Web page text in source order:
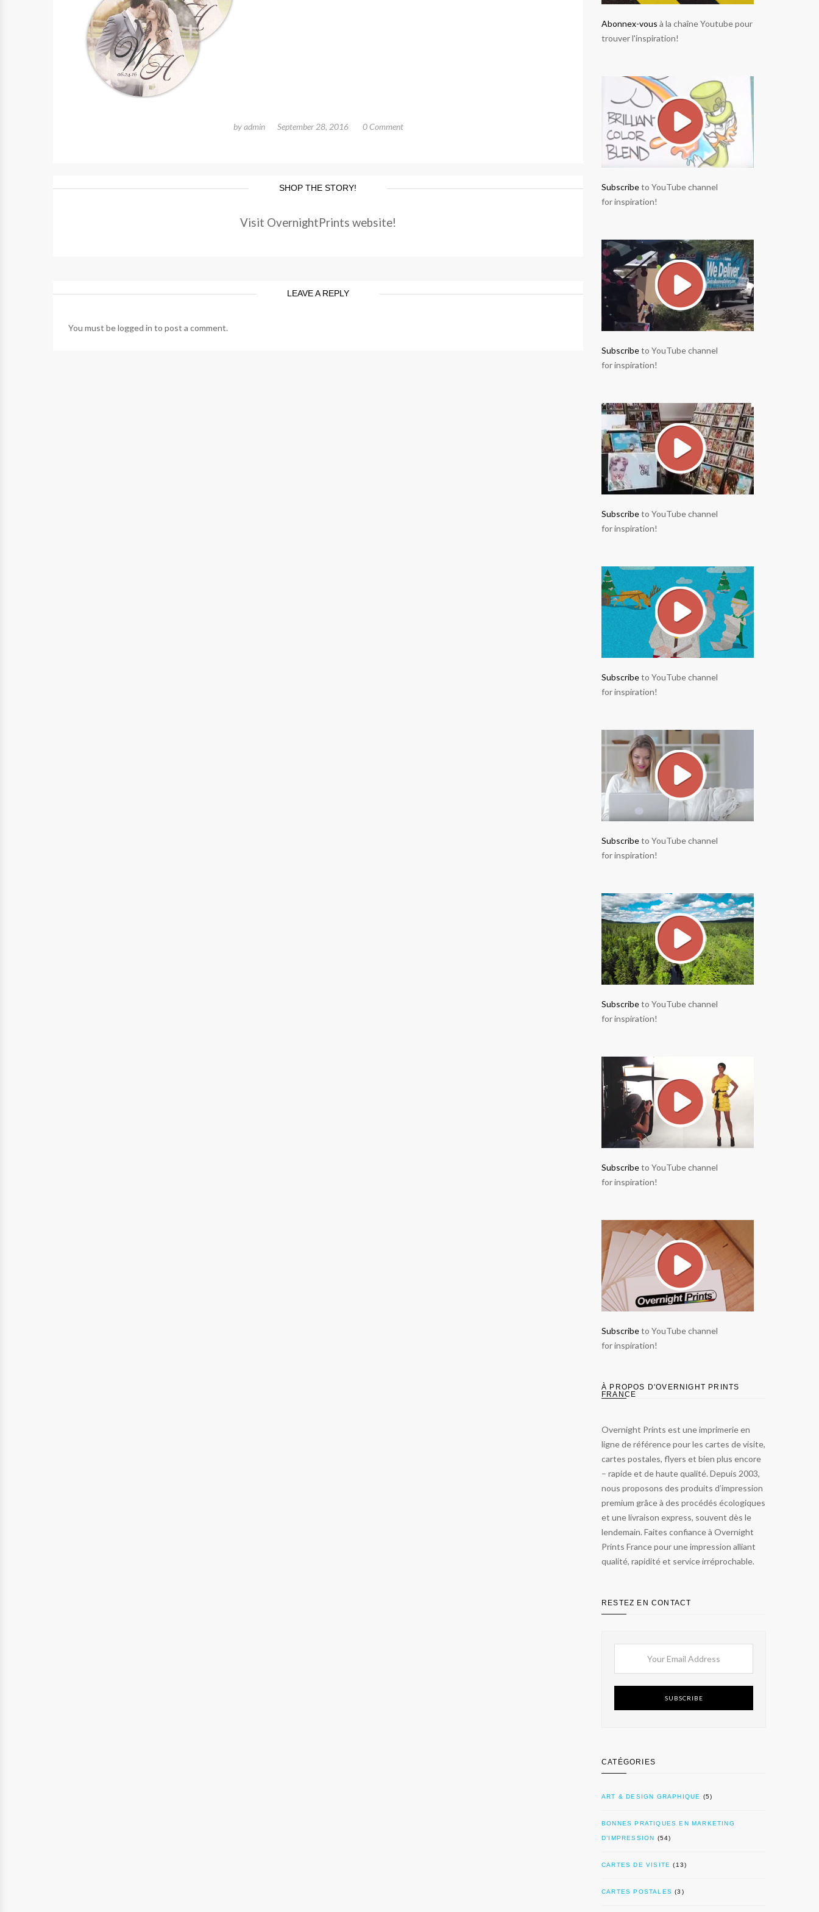
byadmin September 28, 2016 0 Comment
SHOP THE STORY!
Visit OvernightPrints website!
LEAVE A REPLY
You must belogged in to post a comment.
Abonnex-vous à la chaîne Youtube pour
trouver l'inspiration!
Subscribeto YouTube channel
for inspiration!
Subscribeto YouTube channel
for inspiration!
Subscribeto YouTube channel
for inspiration!
Subscribeto YouTube channel
for inspiration!
Subscribeto YouTube channel
for inspiration!
Subscribeto YouTube channel
for inspiration!
Subscribeto YouTube channel
for inspiration!
Subscribeto YouTube channel
for inspiration!
À PROPOS D'OVERNIGHT PRINTS
FRANCE
Overnight Prints est une imprimerie en
ligne de référence pour les cartes de visite,
cartes postales, flyers et bien plus encore
– rapide et de haute qualité. Depuis 2003,
nous proposons des produits d’impression
premium grâce à des procédés écologiques
et une livraison express, souvent dès le
lendemain. Faites confiance à Overnight
Prints France pour une impression alliant
qualité, rapidité et service irréprochable.
RESTEZ EN CONTACT
SUBSCRIBE
CATÉGORIES
ART & DESIGN GRAPHIQUE (5)
BONNES PRATIQUES EN MARKETING
D’IMPRESSION (54)
CARTES DE VISITE (13)
CARTES POSTALES (3)